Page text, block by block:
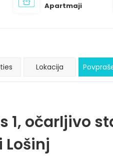
Apartmaji
Lokacija
1, očarljivo
Lošinj